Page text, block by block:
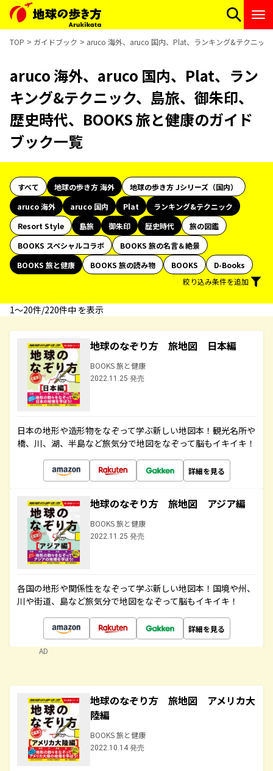
TOP ガイドブック aruco 海外、aruco 国内、Plat、ランキング&テクニッ
aruco 海外、aruco 国内、Plat、ラン
キング&テクニック、島旅、御朱印、
歴史時代、BOOKS 旅と健康のガイド
ブック一覧
すべて 地球の歩き方 海外
地球の歩き方 Jシリーズ（国内）
aruco 海外
aruco 国内 Plat
ランキング&テクニック
Resort Style
島旅 御朱印 歴史時代
旅の図鑑
BOOKS スペシャルコラボ
BOOKS 旅の名言＆絶景
BOOKS 旅と健康
BOOKS 旅の読み物 BOOKS
D-Books
絞り込み条件を追加
1〜20件/220件中 を表示
地球のなぞり方 旅地図 日本編
BOOKS 旅と健康
2022.11.25 発売
日本の地形や造形物をなぞって学ぶ新しい地図本！観光名所や
橋、川、湖、半島など旅気分で地図をなぞって脳もイキイキ！
詳細を見る
地球のなぞり方 旅地図 アジア編
BOOKS 旅と健康
2022.11.25 発売
各国の地形や関係性をなぞって学ぶ新しい地図本！国境や州、
川や街道、島など旅気分で地図をなぞって脳もイキイキ！
詳細を見る
AD
地球のなぞり方 旅地図 アメリカ大
陸編
BOOKS 旅と健康
2022.10.14 発売